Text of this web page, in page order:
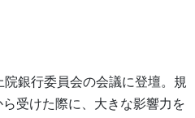
銀行委員会の会議に登壇。規
受けた際に、大きな影響力を